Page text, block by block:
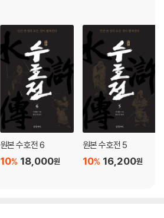
원본 수호전 6
18,000원
10%
원본 수호전 5
16,200원
10%